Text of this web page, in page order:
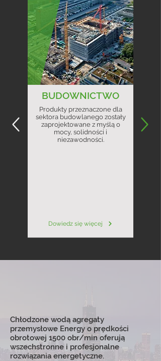
BUDOWNICTWO
Produkty przeznaczone dla
sektora budowlanego zostały
zaprojektowane z myślą o
mocy, solidności i
niezawodności.
Dowiedz się więcej
Chłodzone wodą agregaty
przemysłowe Energy o prędkości
obrotowej 1500 obr/min oferują
wszechstronne i profesjonalne
rozwiązania energetyczne.